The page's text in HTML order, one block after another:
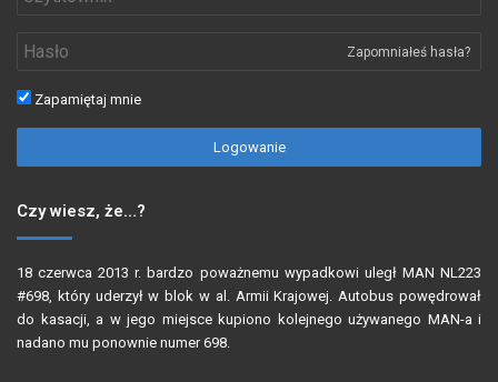
Zapomniałeś hasła?
Zapamiętaj mnie
Logowanie
Czy wiesz, że…?
18 czerwca 2013 r. bardzo poważnemu wypadkowi uległ MAN NL223
#698, który uderzył w blok w al. Armii Krajowej. Autobus powędrował
do kasacji, a w jego miejsce kupiono kolejnego używanego MAN-a i
nadano mu ponownie numer 698.